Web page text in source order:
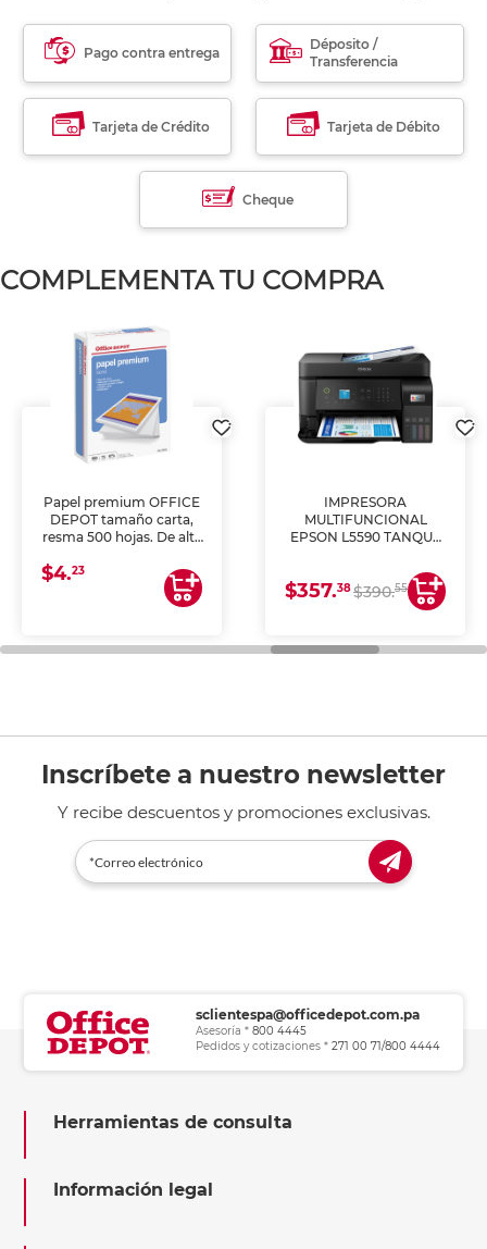
Pago contra entrega
Déposito /
Transferencia
Tarjeta de Crédito Tarjeta de Débito
Cheque
COMPLEMENTA TU COMPRA
Papel premium OFFICE
DEPOT tamaño carta,
resma 500 hojas. De alta
uniforme, ideal para
impresoras de inyección
de tinta y láser,
general de oficina.
$4.23
IMPRESORA
MULTIFUNCIONAL
EPSON L5590 TANQUE
COPIA Y ESCANEA)
$357.38$390.55
Inscríbete a nuestro newsletter
Y recibe descuentos y promociones exclusivas.
sclientespa@officedepot.com.pa
Asesoría * 800 4445
Pedidos y cotizaciones * 271 00 71/800 4444
Herramientas de consulta
Información legal